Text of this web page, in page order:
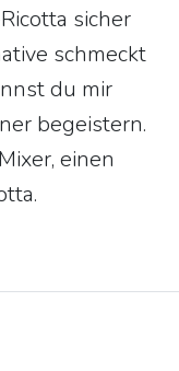
sicher
schmeckt
du mir
begeistern.
einen